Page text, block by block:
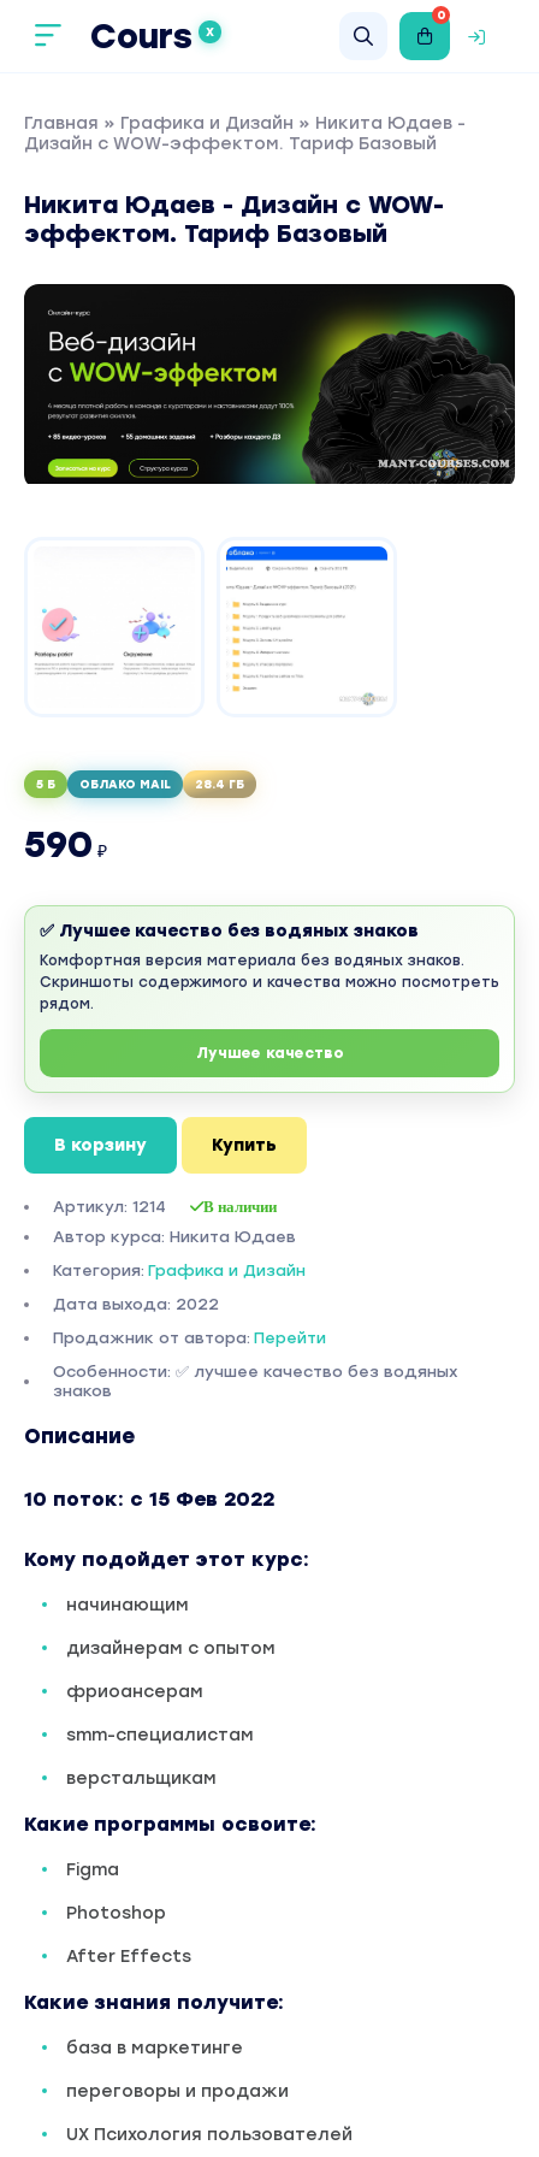
Cours X
0
Главная » Графика и Дизайн » Никита Юдаев -
Дизайн c WOW-эффектом. Тариф Базовый
Никита Юдаев - Дизайн c WOW-
эффектом. Тариф Базовый
5 Б ОБЛАКО MAIL 28.4 ГБ
590 ₽
✅ Лучшее качество без водяных знаков
Комфортная версия материала без водяных знаков.
Скриншоты содержимого и качества можно посмотреть
рядом.
Лучшее качество
В корзину Купить
Артикул: 1214 В наличии
Автор курса: Никита Юдаев
Категория: Графика и Дизайн
Дата выхода: 2022
Продажник от автора: Перейти
Особенности: ✅ лучшее качество без водяных
знаков
Описание
10 поток: с 15 Фев 2022
Кому подойдет этот курс:
начинающим
дизайнерам с опытом
фриоансерам
smm-специалистам
верстальщикам
Какие программы освоите:
Figma
Photoshop
After Effects
Какие знания получите:
база в маркетинге
переговоры и продажи
UX Психология пользователей